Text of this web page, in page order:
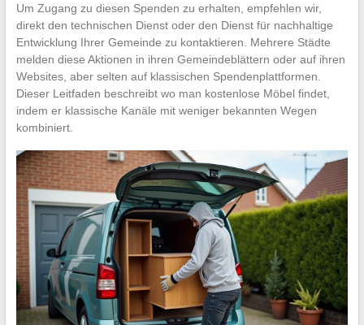
Um Zugang zu diesen Spenden zu erhalten, empfehlen wir,
direkt den technischen Dienst oder den Dienst für nachhaltige
Entwicklung Ihrer Gemeinde zu kontaktieren. Mehrere Städte
melden diese Aktionen in ihren Gemeindeblättern oder auf ihren
Websites, aber selten auf klassischen Spendenplattformen.
Dieser Leitfaden beschreibt wo man kostenlose Möbel findet,
indem er klassische Kanäle mit weniger bekannten Wegen
kombiniert.